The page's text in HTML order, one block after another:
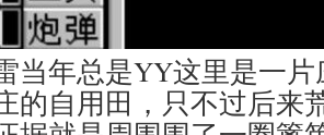
当年总是YY这里是一
的自用田，只不过后来